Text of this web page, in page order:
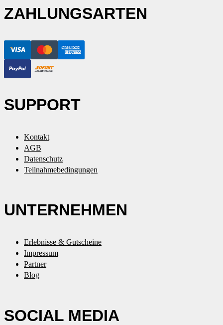
ZAHLUNGSARTEN
SUPPORT
Kontakt
AGB
Datenschutz
Teilnahmebedingungen
UNTERNEHMEN
Erlebnisse & Gutscheine
Impressum
Partner
Blog
SOCIAL MEDIA